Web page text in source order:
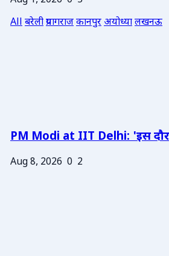
Allबरेलीप्रयागराजकानपुरअयोध्यालखनऊ
PM Modi at IIT Delhi: 'इस
Aug 8, 2026 0 2